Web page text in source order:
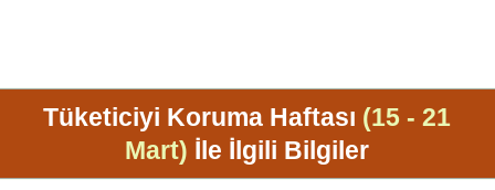
Tüketiciyi Koruma Haftası (15 - 21
Mart) İle İlgili Bilgiler